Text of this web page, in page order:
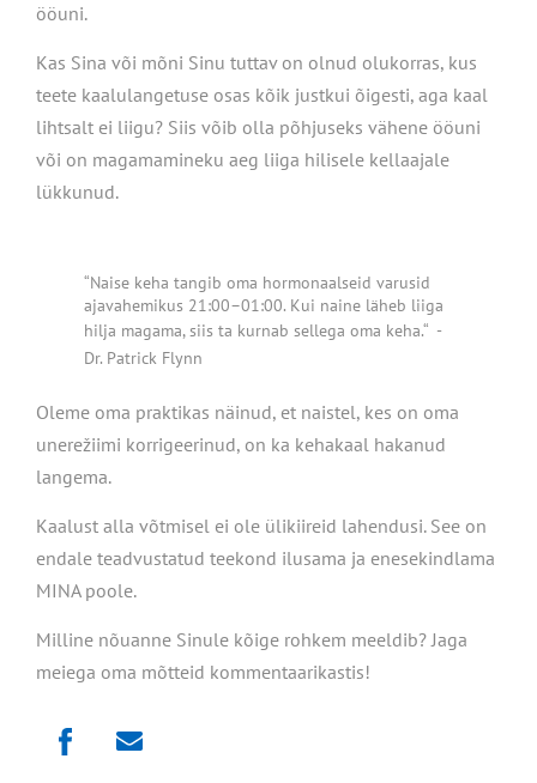
ööuni.
Kas Sina või mõni Sinu tuttav on olnud olukorras, kus
teete kaalulangetuse osas kõik justkui õigesti, aga kaal
lihtsalt ei liigu? Siis võib olla põhjuseks vähene ööuni
või on magamamineku aeg liiga hilisele kellaajale
lükkunud.
“Naise keha tangib oma hormonaalseid varusid
ajavahemikus 21:00–01:00. Kui naine läheb liiga
hilja magama, siis ta kurnab sellega oma keha.“ -
Dr. Patrick Flynn
Oleme oma praktikas näinud, et naistel, kes on oma
unerežiimi korrigeerinud, on ka kehakaal hakanud
langema.
Kaalust alla võtmisel ei ole ülikiireid lahendusi. See on
endale teadvustatud teekond ilusama ja enesekindlama
MINA poole.
Milline nõuanne Sinule kõige rohkem meeldib? Jaga
meiega oma mõtteid kommentaarikastis!